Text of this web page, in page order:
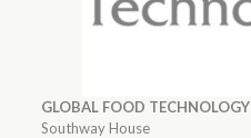
GLOBAL FOOD TECHNOLOGY
Southway House